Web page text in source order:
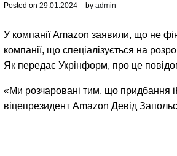
Posted on 29.01.2024 by admin
У компанії Amazon заявили, що не
компанії, що спеціалізується на
Як передає Укрінформ, про це
«Ми розчаровані тим, що придбання
віцепрезидент Amazon Девід